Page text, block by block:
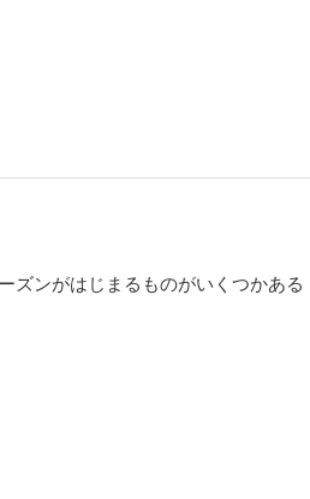
ズンがはじまるものがいくつかある